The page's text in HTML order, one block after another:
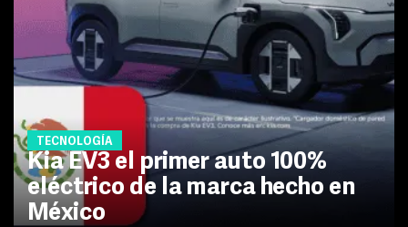
TECNOLOGÍA
Kia EV3 el primer auto 100%
eléctrico de la marca hecho en
México